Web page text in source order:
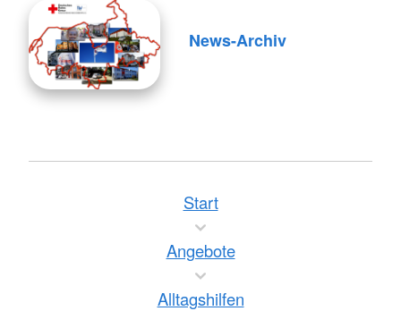
News-Archiv
Start
Angebote
Alltagshilfen